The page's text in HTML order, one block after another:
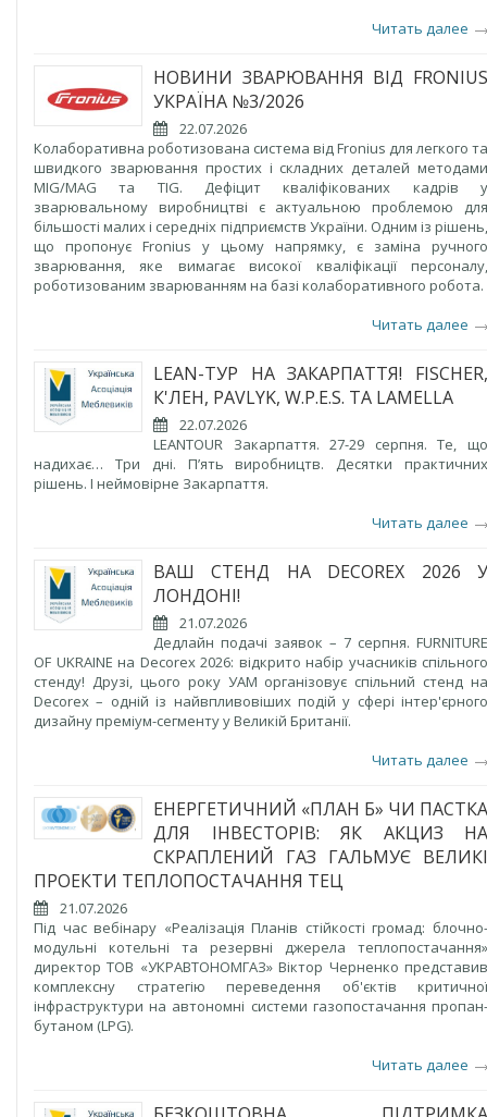
Читать далее
НОВИНИ ЗВАРЮВАННЯ ВІД FRONIUS
УКРАЇНА №3/2026
22.07.2026
Колаборативна роботизована система від Fronius для легкого та
швидкого зварювання простих і складних деталей методами
MIG/MAG та TIG. Дефіцит кваліфікованих кадрів у
зварювальному виробництві є актуальною проблемою для
більшості малих і середніх підприємств України. Одним із рішень,
що пропонує Fronius у цьому напрямку, є заміна ручного
зварювання, яке вимагає високої кваліфікації персоналу,
роботизованим зварюванням на базі колаборативного робота.
Читать далее
LEAN-ТУР НА ЗАКАРПАТТЯ! FISCHER,
К'ЛЕН, PAVLYK, W.P.E.S. ТА LAMELLA
22.07.2026
LEANTOUR Закарпаття. 27-29 серпня. Те, що
надихає… Три дні. П’ять виробництв. Десятки практичних
рішень. І неймовірне Закарпаття.
Читать далее
ВАШ СТЕНД НА DECOREX 2026 У
ЛОНДОНІ!
21.07.2026
Дедлайн подачі заявок – 7 серпня. FURNITURE
OF UKRAINE на Decorex 2026: відкрито набір учасників спільного
стенду! Друзі, цього року УАМ організовує спільний стенд на
Decorex – одній із найвпливовіших подій у сфері інтер'єрного
дизайну преміум-сегменту у Великій Британії.
Читать далее
ЕНЕРГЕТИЧНИЙ «ПЛАН Б» ЧИ ПАСТКА
ДЛЯ ІНВЕСТОРІВ: ЯК АКЦИЗ НА
СКРАПЛЕНИЙ ГАЗ ГАЛЬМУЄ ВЕЛИКІ
ПРОЕКТИ ТЕПЛОПОСТАЧАННЯ ТЕЦ
21.07.2026
Під час вебінару «Реалізація Планів стійкості громад: блочно-
модульні котельні та резервні джерела теплопостачання»
директор ТОВ «УКРАВТОНОМГАЗ» Віктор Черненко представив
комплексну стратегію переведення об'єктів критичної
інфраструктури на автономні системи газопостачання пропан-
бутаном (LPG).
Читать далее